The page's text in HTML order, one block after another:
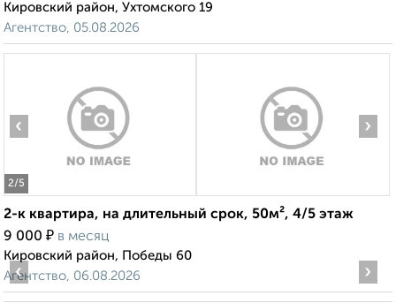
Кировский район, Ухтомского 19
Агентство, 05.08.2026
2/5
‹ ›
2-к квартира, на длительный срок, 50м², 4/5 этаж
9 000 ₽ в месяц
Кировский район, Победы 60
Агентство, 06.08.2026
‹ ›